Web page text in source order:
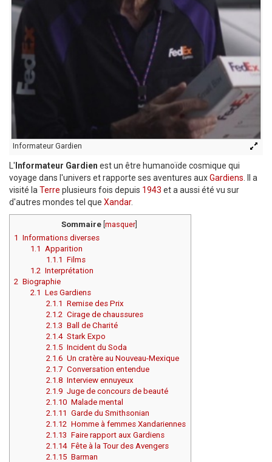
Informateur Gardien
L' Informateur Gardien est un être humanoïde cosmique qui
voyage dans l'univers et rapporte ses aventures auxGardiens . Il a
visité la Terre plusieurs fois depuis 1943 et a aussi été vu sur
d'autres mondes tel que Xandar.
Sommaire [masquer]
1 Informations diverses
1.1
Apparition
1.1.1
Films
1.2 Interprétation
2 Biographie
2.1 Les Gardiens
2.1.1
Remise des Prix
2.1.2 Cirage de chaussures
2.1.3 Ball de Charité
2.1.4 Stark Expo
2.1.5 Incident du Soda
2.1.6 Un cratère au Nouveau-Mexique
2.1.7 Conversation entendue
2.1.8 Interview ennuyeux
2.1.9 Juge de concours de beauté
2.1.10 Malade mental
2.1.11
Garde du Smithsonian
2.1.12 Homme à femmes Xandariennes
2.1.13 Faire rapport aux Gardiens
2.1.14 Fête à la Tour des Avengers
2.1.15 Barman